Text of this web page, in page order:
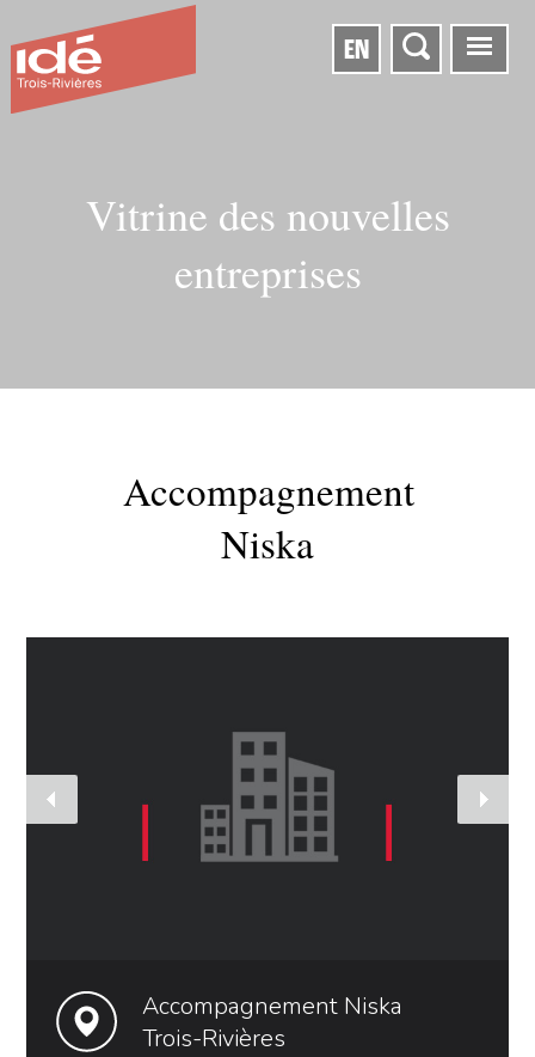
EN
Vitrine des nouvelles
entreprises
Accompagnement
Niska
Accompagnement Niska
Trois-Rivières